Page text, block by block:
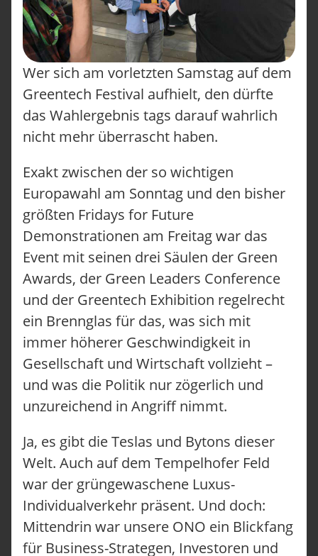
Wer sich am vorletzten Samstag auf dem
Greentech Festival aufhielt, den dürfte
das Wahlergebnis tags darauf wahrlich
nicht mehr überrascht haben.
Exakt zwischen der so wichtigen
Europawahl am Sonntag und den bisher
größten Fridays for Future
Demonstrationen am Freitag war das
Event mit seinen drei Säulen der Green
Awards, der Green Leaders Conference
und der Greentech Exhibition regelrecht
ein Brennglas für das, was sich mit
immer höherer Geschwindigkeit in
Gesellschaft und Wirtschaft vollzieht –
und was die Politik nur zögerlich und
unzureichend in Angriff nimmt.
Ja, es gibt die Teslas und Bytons dieser
Welt. Auch auf dem Tempelhofer Feld
war der grüngewaschene Luxus-
Individualverkehr präsent. Und doch:
Mittendrin war unsere ONO ein Blickfang
für Business-Strategen, Investoren und